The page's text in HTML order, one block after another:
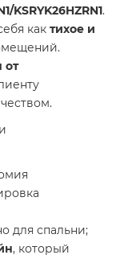
KSRYK26HZRN1.
как тихое и
от
для спальни;
, который